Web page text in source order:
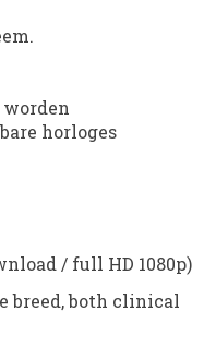
horloges
/ full HD 1080p)
breed, both clinical